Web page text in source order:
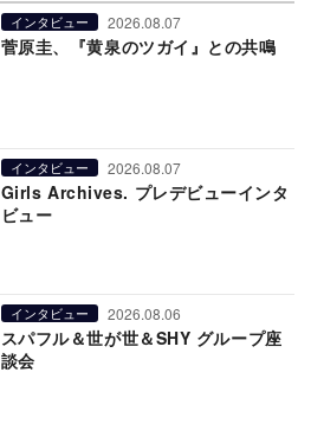
インタビュー 2026.08.07
菅原圭、『黄泉のツガイ』との共鳴
インタビュー 2026.08.07
Girls Archives. プレデビューインタ
ビュー
インタビュー 2026.08.06
スパフル＆世が世＆SHY グループ座
談会